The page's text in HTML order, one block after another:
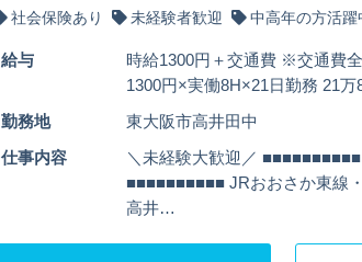
社会保険あり
未経験者歓迎 中高年の方活躍
給与
時給1300円＋交通費 ※交通費
1300円×実働8H×21日勤務 21
勤務地 東大阪市高井田中
仕事内容
＼未経験大歓迎／
■■■■■■■■■■ JRおおさか東線
高井…